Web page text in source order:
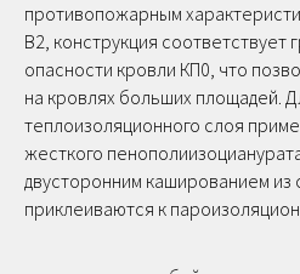
противопожарным
В2, конструкция соответствует
опасности кровли КП0, что
на кровлях больших площадей.
теплоизоляционного слоя
жесткого
двусторонним кашированием из
приклеиваются к